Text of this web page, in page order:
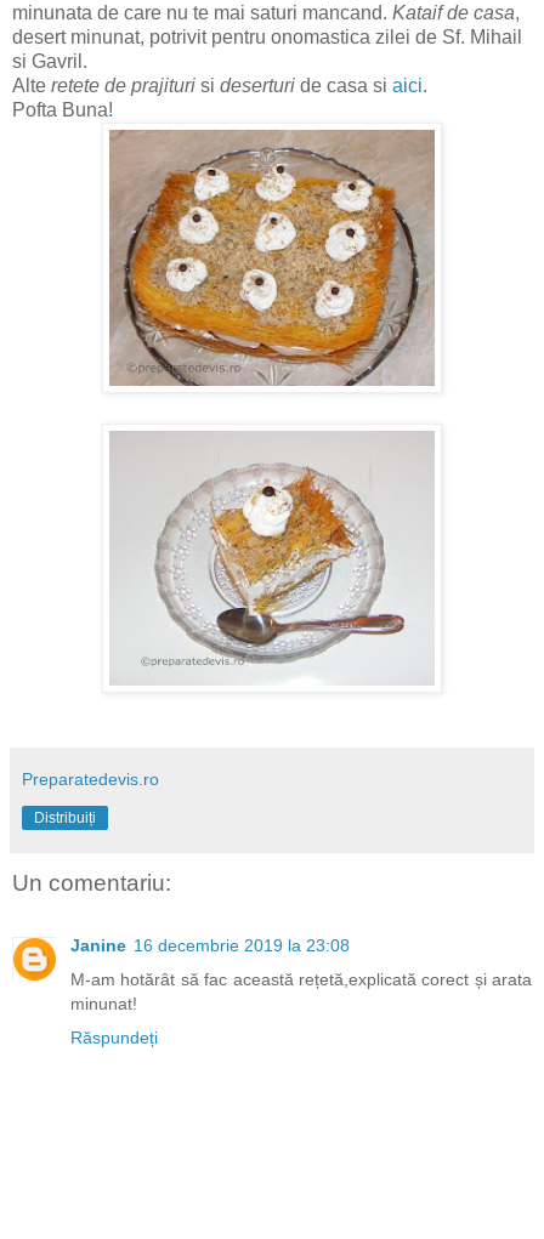
minunata de care nu te mai saturi mancand. Kataif de casa,
desert minunat, potrivit pentru onomastica zilei de Sf. Mihail
si Gavril.
Alte retete de prajituri si deserturi de casa si aici.
Pofta Buna!
Preparatedevis.ro
Distribuiți
Un comentariu:
Janine 16 decembrie 2019 la 23:08
M-am hotărât să fac această rețetă,explicată corect și arata
minunat!
Răspundeți